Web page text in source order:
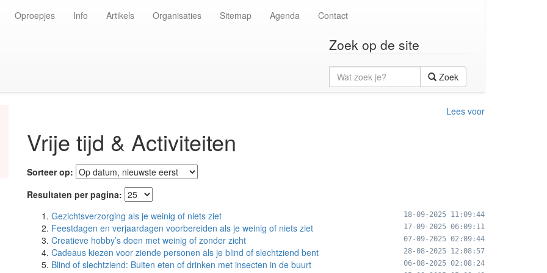
Oproepjes Info Artikels Organisaties Sitemap Agenda Contact
Zoek op de site
Wat
zoek
je?
Zoek
Lees voor
Vrije tijd & Activiteiten
Sorteer op:
Resultaten per pagina:
Gezichtsverzorging als je weinig of niets ziet
18-09-2025 11:09:44
Feestdagen en verjaardagen voorbereiden als je weinig of niets ziet 17-09-2025 06:09:11
Creatieve hobby’s doen met weinig of zonder zicht 07-09-2025 02:09:44
Cadeaus kiezen voor ziende personen als je blind of slechtziend bent 28-08-2025 12:08:57
Blind of slechtziend: Buiten eten of drinken met insecten in de buurt 06-08-2025 02:08:24